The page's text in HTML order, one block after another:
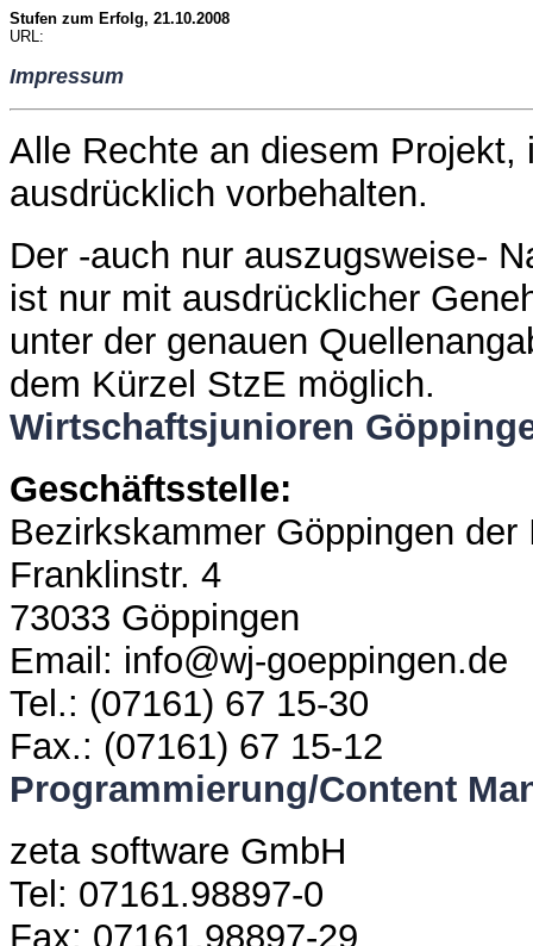
Stufen zum Erfolg, 21.10.2008
URL:
Impressum
Alle Rechte an diesem
ausdrücklich vorbehalten.
Der -auch nur auszugsweise-
ist nur mit ausdrücklicher
unter der genauen
dem Kürzel StzE möglich.
Wirtschaftsjunioren
Geschäftsstelle:
Bezirkskammer Göppingen
Franklinstr. 4
73033 Göppingen
Email: info@wj-goeppingen.de
Tel.: (07161) 67 15-30
Fax.: (07161) 67 15-12
Programmierung/Content
zeta software GmbH
Tel: 07161.98897-0
Fax: 07161.98897-29